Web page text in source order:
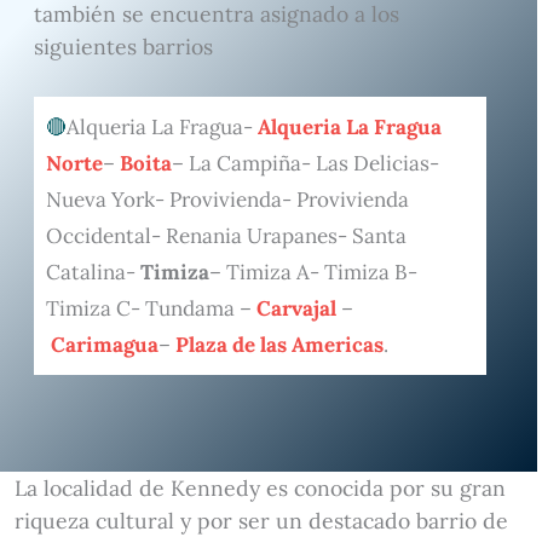
también se encuentra asignado a los
siguientes barrios
Alqueria La Fragua- Alqueria La Fragua
Norte– Boita– La Campiña- Las Delicias-
Nueva York- Provivienda- Provivienda
Occidental- Renania Urapanes- Santa
Catalina- Timiza– Timiza A- Timiza B-
Timiza C- Tundama – Carvajal–
Carimagua– Plaza de las Americas.
La localidad de Kennedy es conocida por su gran
riqueza cultural y por ser un destacado barrio de